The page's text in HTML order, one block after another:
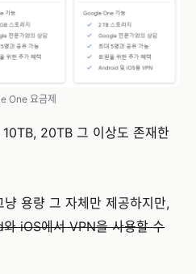
One 요금제
20TB 그 이상도 존재한
용량 그 자체만 제공하지만,
iOS에서 VPN을 사용할 수